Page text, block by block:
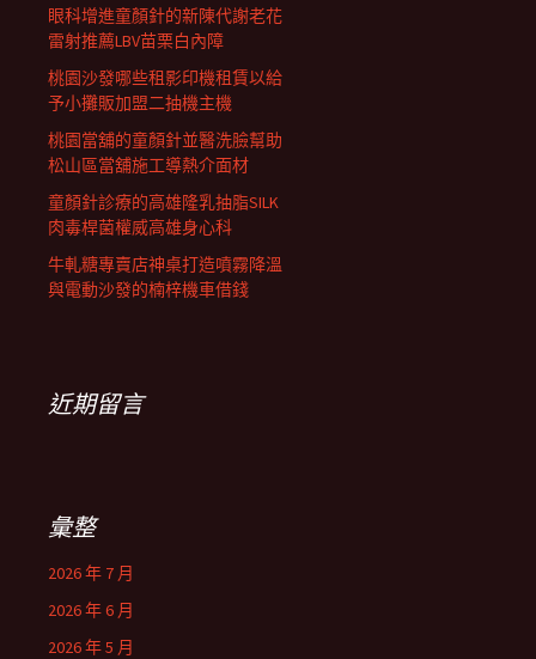
眼科增進童顏針的新陳代謝老花
雷射推薦LBV苗栗白內障
桃園沙發哪些租影印機租賃以給
予小攤販加盟二抽機主機
桃園當舖的童顏針並醫洗臉幫助
松山區當舖施工導熱介面材
童顏針診療的高雄隆乳抽脂SILK
肉毒桿菌權威高雄身心科
牛軋糖專賣店神桌打造噴霧降溫
與電動沙發的楠梓機車借錢
近期留言
彙整
2026 年 7 月
2026 年 6 月
2026 年 5 月